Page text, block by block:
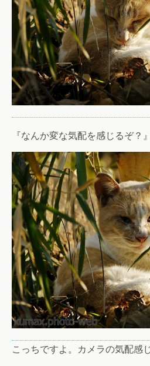
『なんか変な気配を感じるぞ？』
こっちですよ。カメラの気配感